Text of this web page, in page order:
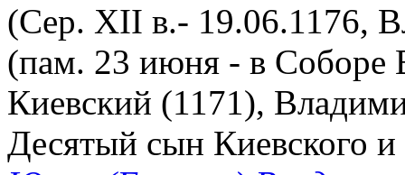
(Сер. XII в.- 19.06.1176,
(пам. 23 июня - в Соборе
Киевский (1171),
Десятый сын Киевского и